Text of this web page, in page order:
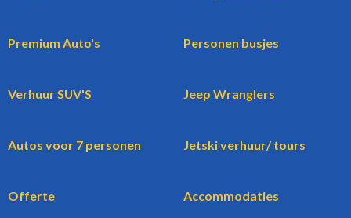
Premium Auto's Personen busjes
Verhuur SUV'S Jeep Wranglers
Autos voor 7 personen Jetski verhuur/ tours
Offerte Accommodaties